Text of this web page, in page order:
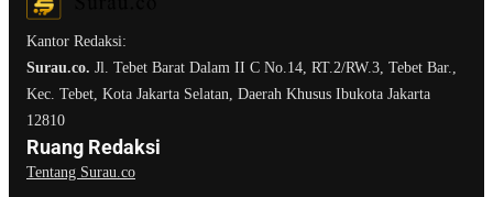
Kantor Redaksi:
Surau.co. Jl. Tebet Barat Dalam II C No.14, RT.2/RW.3, Tebet Bar.,
Kec. Tebet, Kota Jakarta Selatan, Daerah Khusus Ibukota Jakarta
12810
Ruang Redaksi
Tentang Surau.co